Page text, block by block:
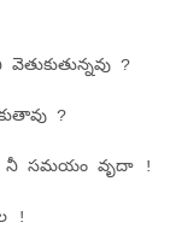
?
?
నీ సమయం వృదా !
!